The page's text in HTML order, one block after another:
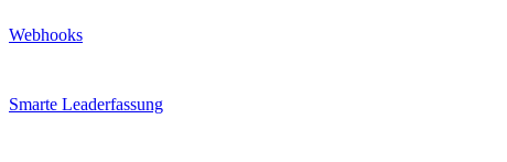
Webhooks
Smarte Leaderfassung